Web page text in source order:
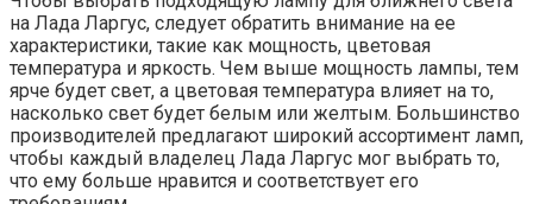
на Лада Ларгус, следует обратить внимание на ее
характеристики, такие как мощность, цветовая
температура и яркость. Чем выше мощность лампы, тем
ярче будет свет, а цветовая температура влияет на то,
насколько свет будет белым или желтым. Большинство
производителей предлагают широкий ассортимент ламп,
чтобы каждый владелец Лада Ларгус мог выбрать то,
что ему больше нравится и соответствует его